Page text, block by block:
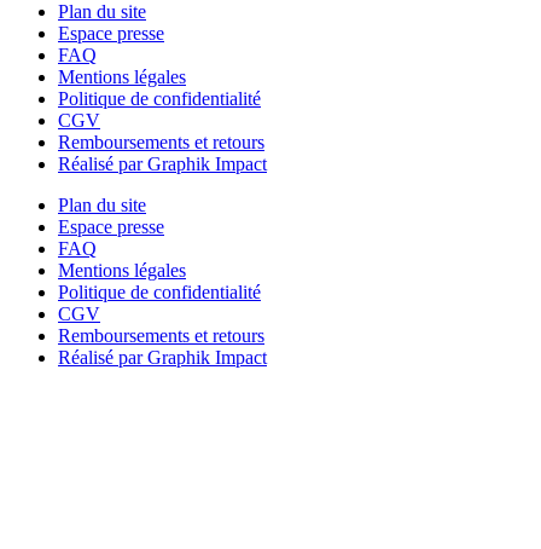
Plan du site
Espace presse
FAQ
Mentions légales
Politique de confidentialité
CGV
Remboursements et retours
Réalisé par Graphik Impact
Plan du site
Espace presse
FAQ
Mentions légales
Politique de confidentialité
CGV
Remboursements et retours
Réalisé par Graphik Impact